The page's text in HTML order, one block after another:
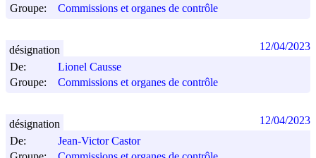
Groupe:
Commissions et organes de contrôle
De:
Lionel Causse
Groupe:
Commissions et organes de contrôle
désignation 12/04/2023
De:
Jean-Victor Castor
désignation 12/04/2023